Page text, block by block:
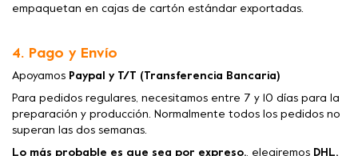
empaquetan en cajas de cartón estándar exportadas.
4. Pago y Envío
Apoyamos Paypal y T/T (Transferencia Bancaria)
Para pedidos regulares, necesitamos entre 7 y 10 días para la
preparación y producción. Normalmente todos los pedidos no
superan las dos semanas.
Lo más probable es que sea por expreso., elegiremos DHL,